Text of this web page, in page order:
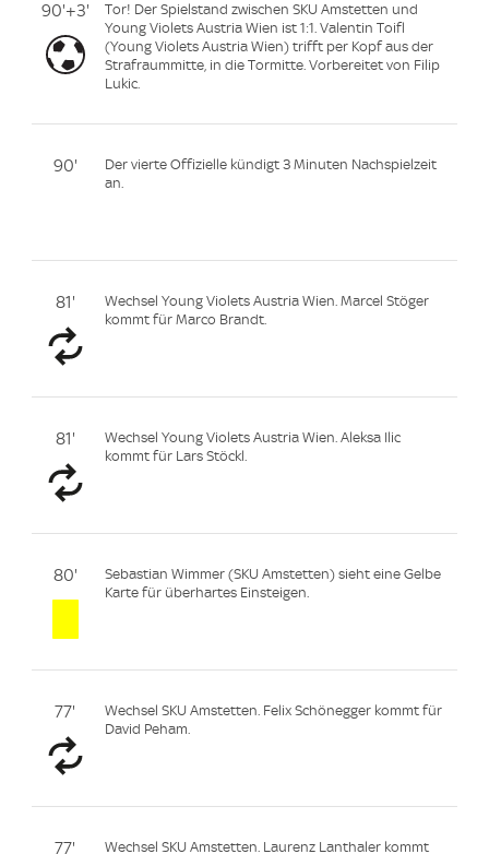
90'+3'
Tor! Der Spielstand zwischen SKU Amstetten und
Young Violets Austria Wien ist 1:1. Valentin Toifl
(Young Violets Austria Wien) trifft per Kopf aus der
Strafraummitte, in die Tormitte. Vorbereitet von Filip
Lukic.
90'
Der vierte Offizielle kündigt 3 Minuten Nachspielzeit
an.
81'
Wechsel Young Violets Austria Wien. Marcel Stöger
kommt für Marco Brandt.
81'
Wechsel Young Violets Austria Wien. Aleksa Ilic
kommt für Lars Stöckl.
80'
Sebastian Wimmer (SKU Amstetten) sieht eine Gelbe
Karte für überhartes Einsteigen.
77'
Wechsel SKU Amstetten. Felix Schönegger kommt für
David Peham.
77' Wechsel SKU Amstetten. Laurenz Lanthaler kommt